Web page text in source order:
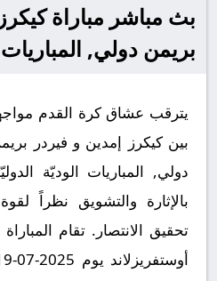
بث مباشر مباراة
بريمن دولي, المباريات
يترقب عشاق كرة القدم
بين كيكرز إمدين و فيردر
دولي, المباريات الوديّة
بالإثارة والتشويق نظراً
تحقيق الانتصار. تقام